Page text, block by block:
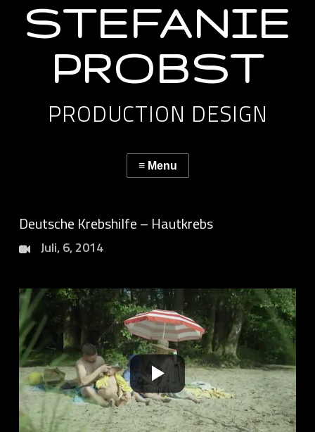
STEFANIE
PROBST
PRODUCTION DESIGN
Deutsche Krebshilfe – Hautkrebs
Juli, 6, 2014